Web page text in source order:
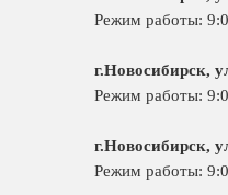
Режим работы:
г.Новосибирск,
Режим работы:
г.Новосибирск,
Режим работы: